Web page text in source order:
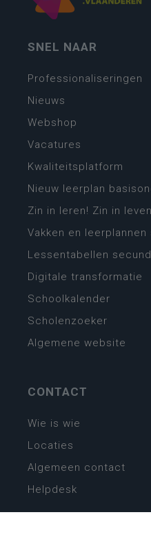
SNEL NAAR
Professionaliseringen
Nieuws
Webshop
Vacatures
Kwaliteitsplatform
Nieuw leerplan
Zin in leren! Zin in
Vakken en
Lessentabellen
Digitale transformatie
Schoolkalender
Scholenzoeker
Algemene website
CONTACT
Wie is wie
Locaties
Algemeen contact
Helpdesk